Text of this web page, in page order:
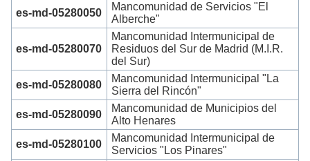
es-md-05280050
Mancomunidad de Servicios "El
Alberche"
es-md-05280070
Mancomunidad Intermunicipal de
Residuos del Sur de Madrid (M.I.R.
del Sur)
es-md-05280080
Mancomunidad Intermunicipal "La
Sierra del Rincón"
es-md-05280090
Mancomunidad de Municipios del
Alto Henares
es-md-05280100
Mancomunidad Intermunicipal de
Servicios "Los Pinares"